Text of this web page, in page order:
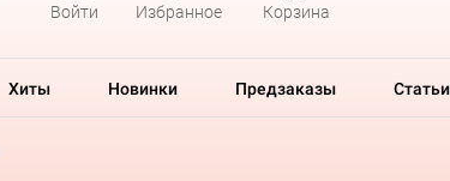
Войти
Избранное Корзина
Хиты Новинки Предзаказы Статьи